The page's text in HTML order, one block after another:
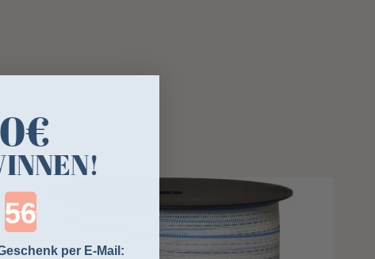
Countdown ends in:
per E-Mail: